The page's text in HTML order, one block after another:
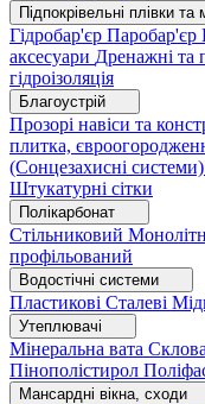
Підпокрівельні плівки
Гідробар'єр Паробар'єр
аксесуари Дренажні та
гідроізоляція
Благоустрій
Прозорі навіси та
плитка,
(Сонцезахисні системи)
Штукатурні сітки
Полікарбонат
Стільниковий
профільований
Водостічні системи
Пластикові Сталеві
Утеплювачі
Мінеральна вата
Пінополістирол
Мансардні вікна, сходи